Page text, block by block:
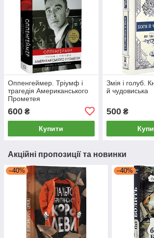
Оппенгеймер. Тріумф і
трагедія Американського
Прометея
600 ₴
Купити
Змія і голуб.
й чудовиська
500₴
Акційні пропозиції та новинки
–40% –40%